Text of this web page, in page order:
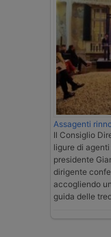
Assagenti
Il Consiglio
ligure di
presidente
dirigente
accogliendo
guida delle